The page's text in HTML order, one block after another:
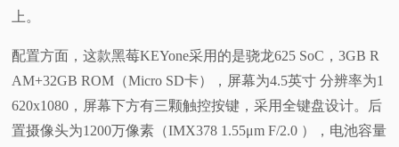
评
测
上。
配置方面，这款黑莓KEYone采用的是骁龙625 SoC，3GB R
AM+32GB ROM（Micro SD卡），屏幕为4.5英寸 分辨率为1
620x1080， 屏幕下方有三颗触控按键，采用全键盘设计。后
置摄像头为1200万像素（IMX378 1.55μm F/2.0 ），电池容量